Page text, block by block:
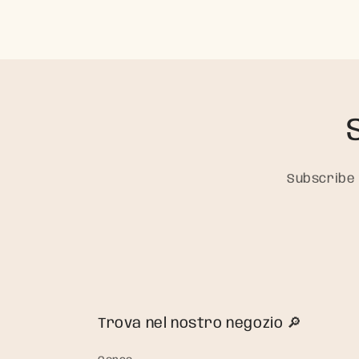
Subscribe
Trova nel nostro negozio 🔎